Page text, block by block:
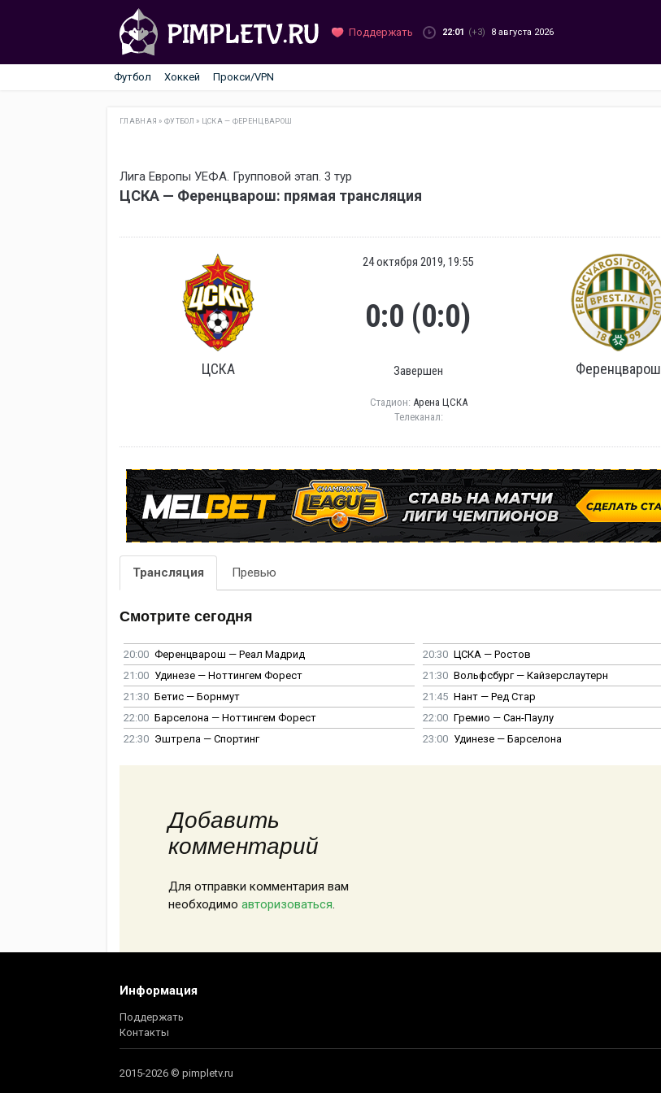
Поддержать 22:01 (+3) 8 августа 2026
Футбол Хоккей Прокси/VPN
ГЛАВНАЯ »ФУТБОЛ » ЦСКА — ФЕРЕНЦВАРОШ
Лига Европы УЕФА. Групповой этап. 3 тур
ЦСКА — Ференцварош: прямая трансляция
ЦСКА
24 октября 2019, 19:55
0:0 (0:0)
Завершен Ференцварош
Стадион: Арена ЦСКА
Телеканал:
Трансляция Превью
Смотрите сегодня
20:00 Ференцварош — Реал Мадрид 20:30 ЦСКА — Ростов
21:00 Удинезе — Ноттингем Форест 21:30 Вольфсбург — Кайзерслаутерн
21:30 Бетис — Борнмут 21:45 Нант — Ред Стар
22:00 Барселона — Ноттингем Форест 22:00 Гремио — Сан-Паулу
22:30 Эштрела — Спортинг 23:00 Удинезе — Барселона
Добавить
комментарий
Для отправки комментария вам
необходимо авторизоваться.
Информация
Поддержать
Контакты
2015-2026 © pimpletv.ru